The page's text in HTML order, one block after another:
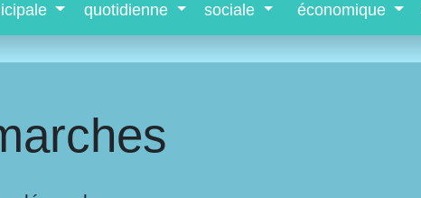
quotidienne
sociale
économique